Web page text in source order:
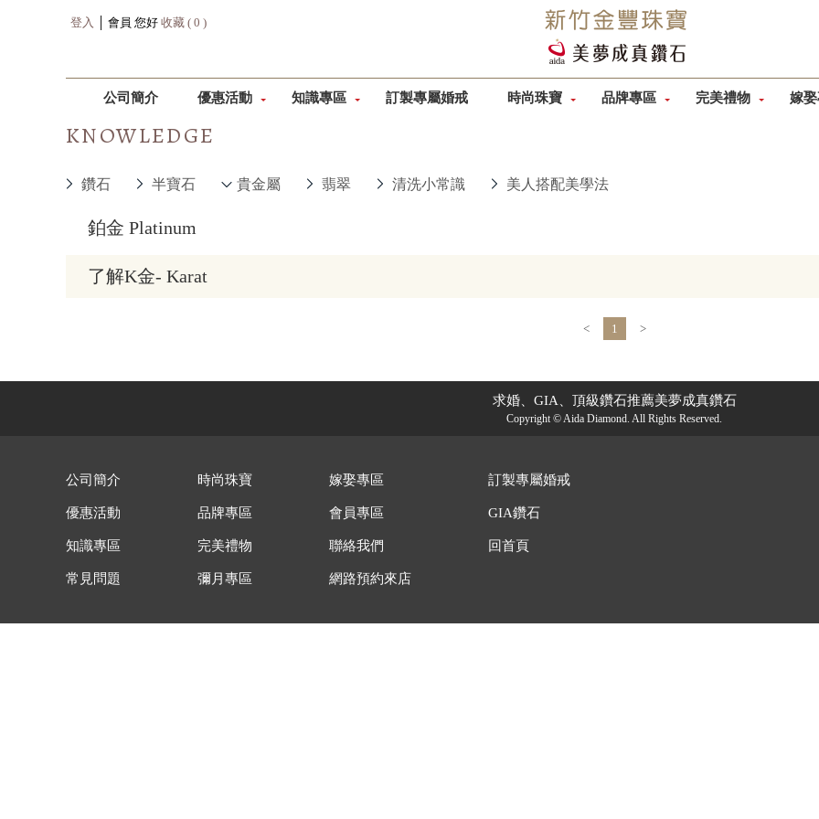
登入 │ 會員 您好 收藏 ( 0 )
公司簡介 優惠活動 知識專區 訂製專屬婚戒 時尚珠寶 品牌專區 完美禮物 嫁
KNOWLEDGE
鑽石 半寶石 貴金屬 翡翠 清洗小常識 美人搭配美學法
鉑金 Platinum
了解K金- Karat
< 1 >
求婚、GIA、頂級鑽石推薦美夢成真鑽石
Copyright © Aida Diamond. All Rights Reserved.
公司簡介
優惠活動
知識專區
常見問題
時尚珠寶
品牌專區
完美禮物
彌月專區
嫁娶專區
會員專區
聯絡我們
網路預約來店
訂製專屬婚戒
GIA鑽石
回首頁